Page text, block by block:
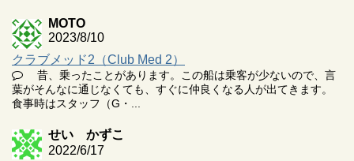
MOTO
2023/8/10
クラブメッド2（Club Med 2）
昔、乗ったことがあります。この船は乗客が少ないので、言
葉がそんなに通じなくても、すぐに仲良くなる人が出てきます。
食事時はスタッフ（G・...
せい かずこ
2022/6/17